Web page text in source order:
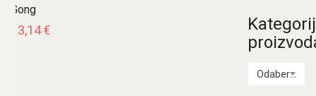
Gong
13,14€
Odaberi kategoriju